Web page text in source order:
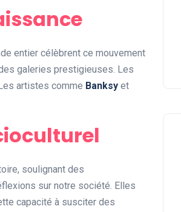
entier célèbrent ce mouvement
galeries prestigieuses. Les
artistes comme Banksy et
soulignant des
sur notre société. Elles
capacité à susciter des
votre espace